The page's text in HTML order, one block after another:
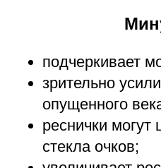
подчеркивает
зрительно
опущенного
реснички могут
стекла очков;